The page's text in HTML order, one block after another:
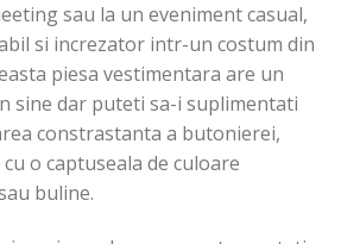
sau la un eveniment casual,
si increzator intr-un costum din
piesa vestimentara are un
sine dar puteti sa-i suplimentati
constrastanta a butonierei,
o captuseala de culoare
buline.